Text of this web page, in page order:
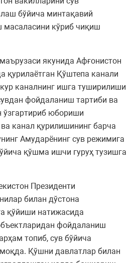
бўйича минтақавий
масаласини кўриб чиқиш
якунида Афғонистон
қурилаётган Қўштепа канали
каналнинг ишга туширилиши
фойдаланиш тартиби ва
ўзгартириб юбориши
канал қурилишининг барча
Амударёнинг сув режимига
қўшма ишчи гуруҳ тузишга
Президенти
билан дўстона
қўйиши натижасида
фойдаланиш
топиб, сув бўйича
Қўшни давлатлар билан